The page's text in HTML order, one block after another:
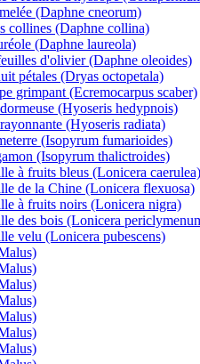
(Daphne cneorum)
collines (Daphne collina)
(Daphne laureola)
d'olivier (Daphne oleoides)
pétales (Dryas octopetala)
grimpant (Ecremocarpus scaber)
(Hyoseris hedypnois)
(Hyoseris radiata)
(Isopyrum fumarioides)
(Isopyrum thalictroides)
à fruits bleus (Lonicera caerulea)
de la Chine (Lonicera flexuosa)
à fruits noirs (Lonicera nigra)
des bois (Lonicera
velu (Lonicera pubescens)